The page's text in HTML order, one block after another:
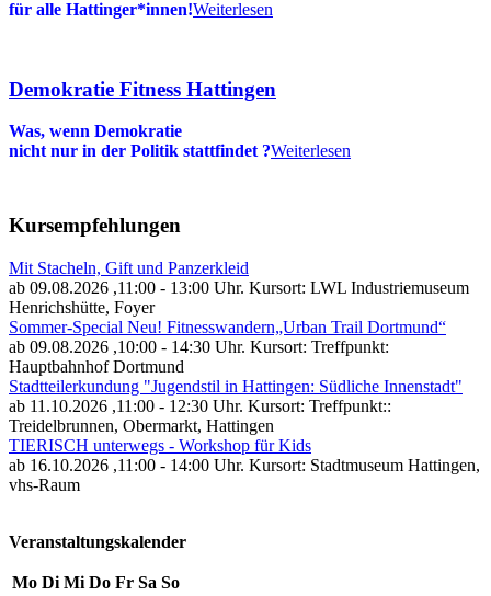
für alle Hattinger*innen!Weiterlesen
Demokratie Fitness Hattingen
Was, wenn Demokratie
nicht nur in der Politik stattfindet ?Weiterlesen
Kursempfehlungen
Mit Stacheln, Gift und Panzerkleid
ab 09.08.2026 ,11:00 - 13:00 Uhr. Kursort: LWL Industriemuseum
Henrichshütte, Foyer
Sommer-Special Neu! Fitnesswandern„Urban Trail Dortmund“
ab 09.08.2026 ,10:00 - 14:30 Uhr. Kursort: Treffpunkt:
Hauptbahnhof Dortmund
Stadtteilerkundung "Jugendstil in Hattingen: Südliche Innenstadt"
ab 11.10.2026 ,11:00 - 12:30 Uhr. Kursort: Treffpunkt::
Treidelbrunnen, Obermarkt, Hattingen
TIERISCH unterwegs - Workshop für Kids
ab 16.10.2026 ,11:00 - 14:00 Uhr. Kursort: Stadtmuseum Hattingen,
vhs-Raum
Veranstaltungskalender
Mo Di Mi Do Fr Sa So